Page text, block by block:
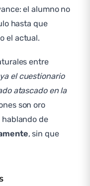
el alumno no
hasta que
el actual.
entre
el cuestionario
atascado en la
son oro
hablando de
, sin que